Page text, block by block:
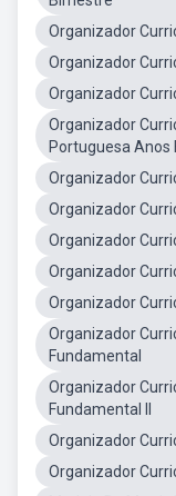
Organizador
Organizador
Organizador
Organizador
Portuguesa Anos
Organizador
Organizador
Organizador
Organizador
Organizador
Organizador
Fundamental
Organizador
Fundamental II
Organizador
Organizador